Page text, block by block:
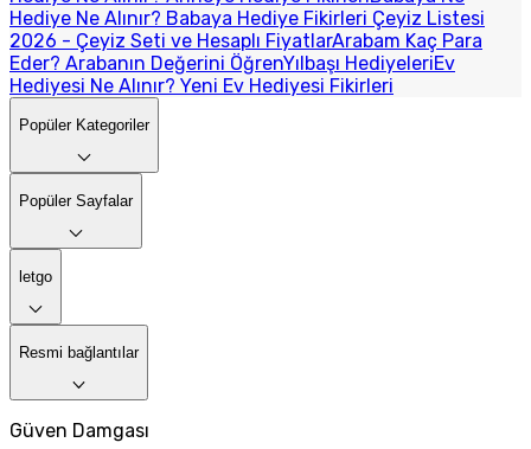
Hediye Ne Alınır? Babaya Hediye Fikirleri Çeyiz Listesi
2026 - Çeyiz Seti ve Hesaplı FiyatlarArabam Kaç Para
Eder? Arabanın Değerini ÖğrenYılbaşı HediyeleriEv
Hediyesi Ne Alınır? Yeni Ev Hediyesi Fikirleri
Popüler Kategoriler
Popüler Sayfalar
letgo
Resmi bağlantılar
Güven Damgası